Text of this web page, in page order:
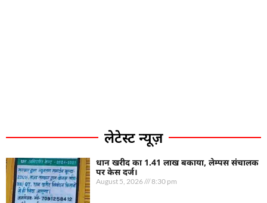
लेटेस्ट न्यूज़
धान खरीद का 1.41 लाख बकाया, लेम्पस संचालक
पर केस दर्ज।
August 5, 2026 8:30 pm